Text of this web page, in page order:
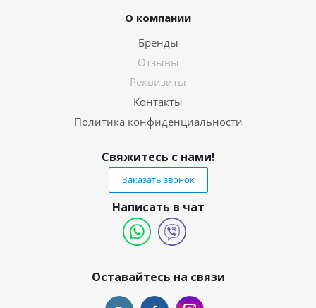
О компании
Бренды
Отзывы
Реквизиты
Контакты
Политика конфиденциальности
Свяжитесь с нами!
Заказать звонок
Написать в чат
Оставайтесь на связи